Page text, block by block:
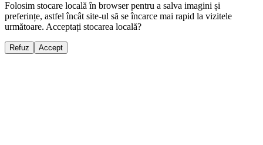
Folosim stocare locală în browser pentru a salva imagini și
preferințe, astfel încât site-ul să se încarce mai rapid la vizitele
următoare. Acceptați stocarea locală?
Refuz Accept